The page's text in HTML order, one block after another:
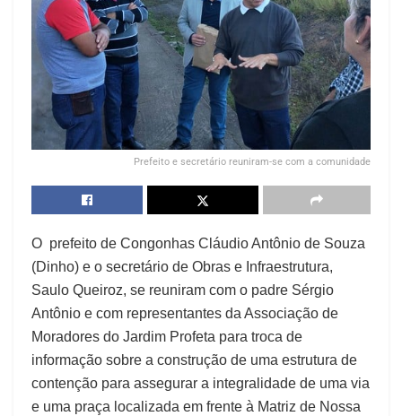
Prefeito e secretário reuniram-se com a comunidade
O prefeito de Congonhas Cláudio Antônio de Souza
(Dinho) e o secretário de Obras e Infraestrutura,
Saulo Queiroz, se reuniram com o padre Sérgio
Antônio e com representantes da Associação de
Moradores do Jardim Profeta para troca de
informação sobre a construção de uma estrutura de
contenção para assegurar a integralidade de uma via
e uma praça localizada em frente à Matriz de Nossa